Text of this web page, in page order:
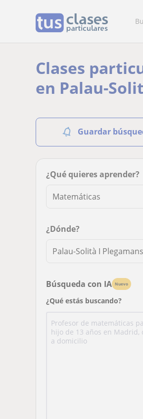
Clases
en Palau-
Guardar
¿Qué quieres aprender?
¿Dónde?
Búsqueda con IA Nuevo
¿Qué estás buscando?